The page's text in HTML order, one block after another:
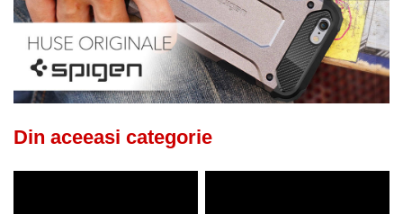
Din aceeasi categorie